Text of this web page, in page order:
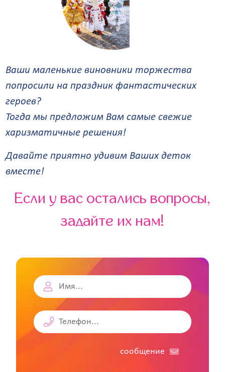
Ваши маленькие виновники торжества
попросили на праздник фантастических
героев?
Тогда мы предложим Вам самые свежие
харизматичные решения!
Давайте приятно удивим Ваших деток
вместе!
Если у вас остались вопросы,
задайте их нам!
cообщение